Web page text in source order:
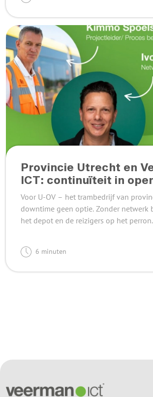
Provincie Utrecht en
ICT: continuïteit in
vervoer
Voor U-OV – het trambedrijf van
downtime geen optie. Zonder netwerk
het depot en de reizigers op het perron.
6 minuten